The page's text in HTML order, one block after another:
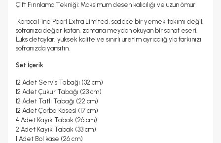
Çift Fırınlama Tekniği: Maksimum desen kalıcılığı ve uzun ömür
Karaca Fine Pearl Extra Limited, sadece bir yemek takımı değil;
sofranıza değer katan, zamana meydan okuyan bir sanat eseri.
Lüks detaylar, yüksek kalite ve sınırlı üretim ayrıcalığıyla farkınızı
sofranızda yansıtın.
Set İçerik
12 Adet Servis Tabağı (32 cm)
12 Adet Çukur Tabağı (23 cm)
12 Adet Tatlı Tabağı (22 cm)
12 Adet Çorba Kasesi (17 cm)
4 Adet Kayık Tabak (26 cm)
2 Adet Kayık Tabak (33 cm)
1 Adet Bol kase (26 cm)